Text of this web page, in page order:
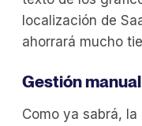
localización de
ahorrará mucho
Gestión
Como ya sabrá,